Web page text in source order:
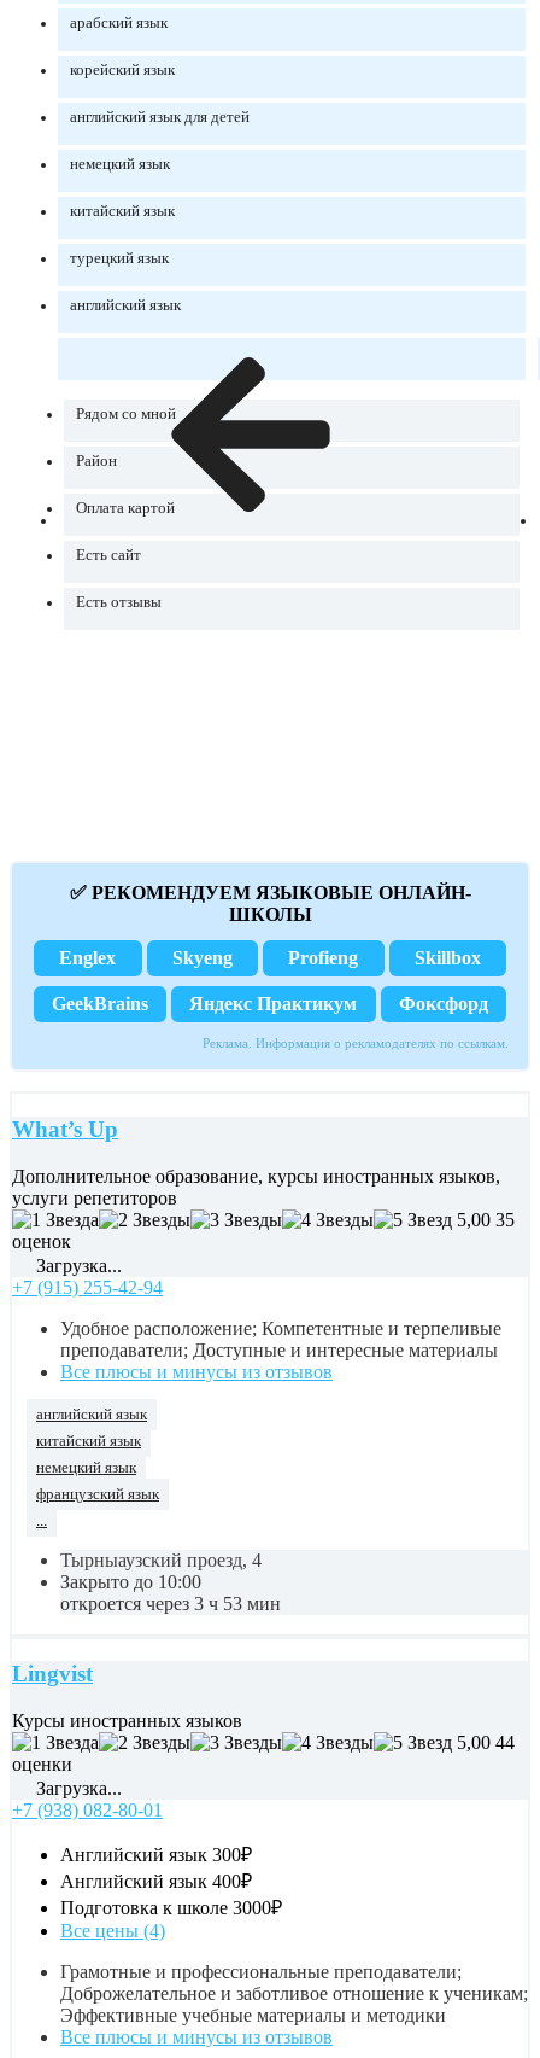
арабский язык
корейский язык
английский язык для детей
немецкий язык
китайский язык
турецкий язык
английский язык
Рядом со мной
Район
Оплата картой
Есть сайт
Есть отзывы
✅ РЕКОМЕНДУЕМ ЯЗЫКОВЫЕ ОНЛАЙН-
ШКОЛЫ
Englex Skyeng Profieng Skillbox
GeekBrains Яндекс Практикум Фоксфорд
Реклама. Информация о рекламодателях по ссылкам.
What’s Up
Дополнительное образование, курсы иностранных языков,
услуги репетиторов
5,00 35
оценок
Загрузка...
+7 (915) 255-42-94
Удобное расположение; Компетентные и терпеливые
преподаватели; Доступные и интересные материалы
Все плюсы и минусы из отзывов
английский язык
китайский язык
немецкий язык
французский язык
Тырныаузский проезд, 4
Закрыто до 10:00
откроется через 3 ч 53 мин
Lingvist
Курсы иностранных языков
5,00 44
оценки
Загрузка...
+7 (938) 082-80-01
Английский язык 300₽
Английский язык 400₽
Подготовка к школе 3000₽
Все цены (4)
Грамотные и профессиональные преподаватели;
Доброжелательное и заботливое отношение к ученикам;
Эффективные учебные материалы и методики
Все плюсы и минусы из отзывов